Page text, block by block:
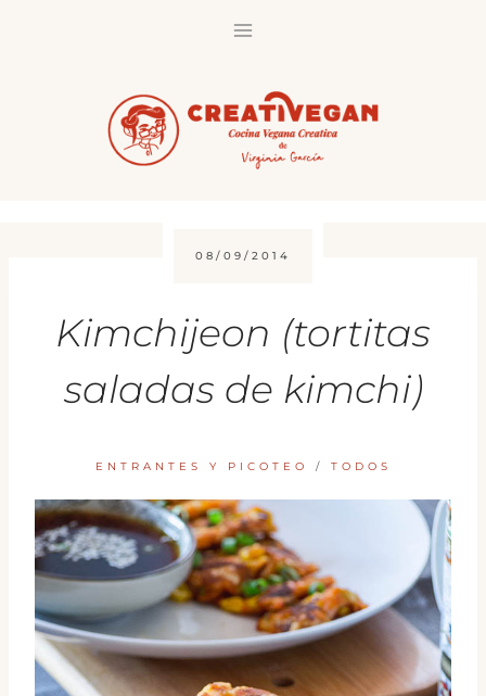
08/09/2014
Kimchijeon (tortitas
saladas de kimchi)
ENTRANTES Y PICOTEO / TODOS